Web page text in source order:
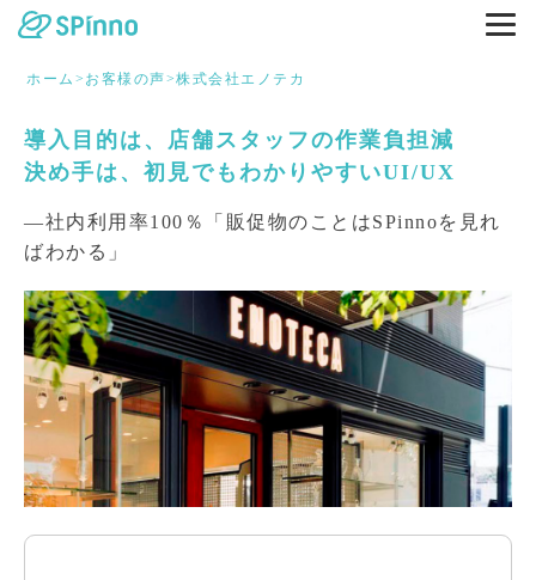
ホーム > お客様の声>株式会社エノテカ
導入目的は、店舗スタッフの作業負担減
決め手は、初見でもわかりやすいUI/UX
―社内利用率100％「販促物のことはSPinnoを見れ
ばわかる」